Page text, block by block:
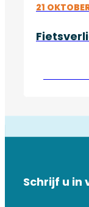
21
Lees
Schrijf u in